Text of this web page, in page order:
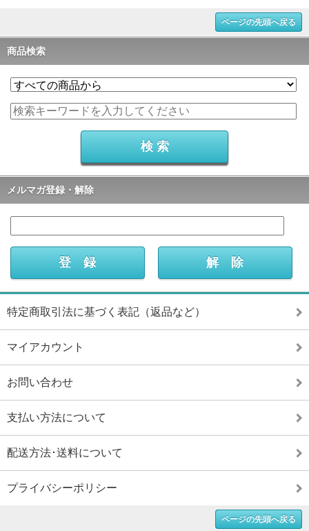
ページの先頭へ戻る
商品検索
メルマガ登録・解除
特定商取引法に基づく表記（返品など）
マイアカウント
お問い合わせ
支払い方法について
配送方法･送料について
プライバシーポリシー
ページの先頭へ戻る